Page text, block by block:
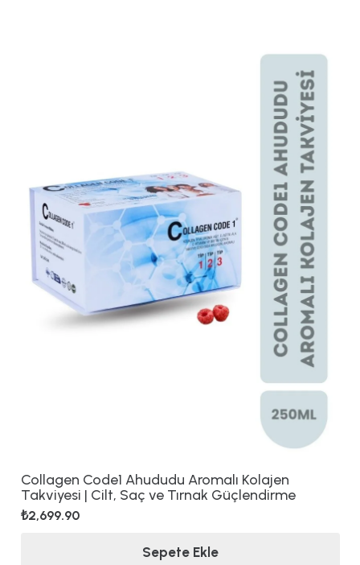
Collagen Code1 Ahududu Aromalı Kolajen
Takviyesi | Cilt, Saç ve Tırnak Güçlendirme
₺2,699.90
Sepete Ekle